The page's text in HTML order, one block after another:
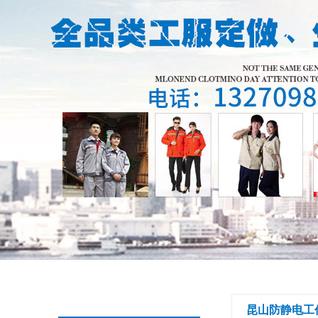
昆山防静电工